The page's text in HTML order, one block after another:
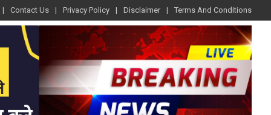
Contact Us Privacy Policy Disclaimer Terms And Conditions